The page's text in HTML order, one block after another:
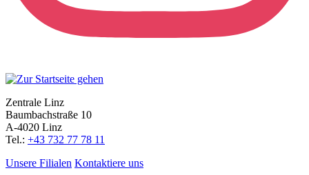
Zentrale Linz
Baumbachstraße 10
A-4020 Linz
Tel.: +43 732 77 78 11
Unsere Filialen Kontaktiere uns